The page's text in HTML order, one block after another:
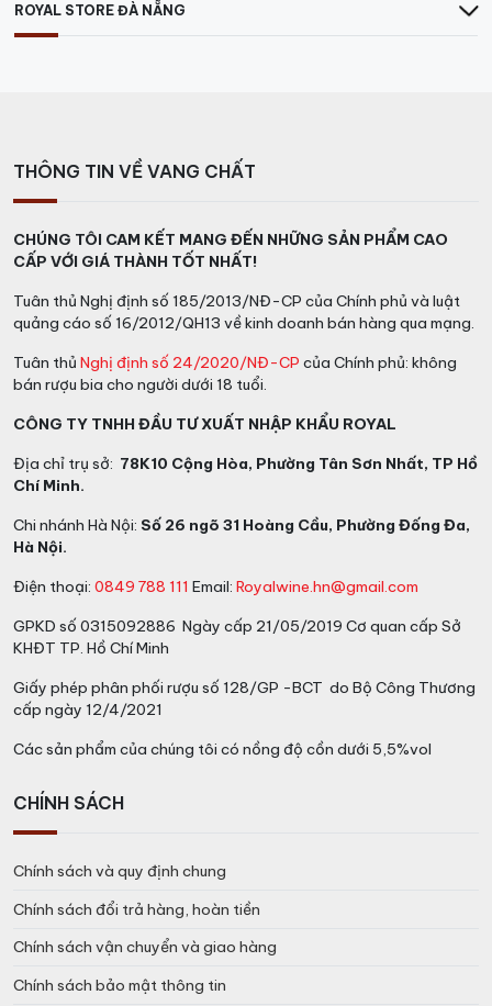
ROYAL STORE ĐÀ NẴNG
THÔNG TIN VỀ VANG CHẤT
CHÚNG TÔI CAM KẾT MANG ĐẾN NHỮNG SẢN PHẨM CAO
CẤP VỚI GIÁ THÀNH TỐT NHẤT!
Tuân thủ Nghị định số 185/2013/NĐ-CP của Chính phủ và luật
quảng cáo số 16/2012/QH13 về kinh doanh bán hàng qua mạng.
Tuân thủ Nghị định số 24/2020/NĐ-CP của Chính phủ: không
bán rượu bia cho người dưới 18 tuổi.
CÔNG TY TNHH ĐẦU TƯ XUẤT NHẬP KHẨU ROYAL
Địa chỉ trụ sở: 78K10 Cộng Hòa, Phường Tân Sơn Nhất, TP Hồ
Chí Minh.
Chi nhánh Hà Nội: Số 26 ngõ 31 Hoàng Cầu, Phường Đống Đa,
Hà Nội.
Điện thoại: 0849 788 111 Email: Royalwine.hn@gmail.com
GPKD số 0315092886 Ngày cấp 21/05/2019 Cơ quan cấp Sở
KHĐT TP. Hồ Chí Minh
Giấy phép phân phối rượu số 128/GP -BCT do Bộ Công Thương
cấp ngày 12/4/2021
Các sản phẩm của chúng tôi có nồng độ cồn dưới 5,5%vol
CHÍNH SÁCH
Chính sách và quy định chung
Chính sách đổi trả hàng, hoàn tiền
Chính sách vận chuyển và giao hàng
Chính sách bảo mật thông tin